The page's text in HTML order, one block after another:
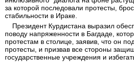
за которой последовали протесты,
стабильности в Ираке.
Президент Курдистана выразил
поводу напряженности в Багдаде,
протестам в столице, заявив, что он
протесты, и призвав все стороны
государственные учреждения и